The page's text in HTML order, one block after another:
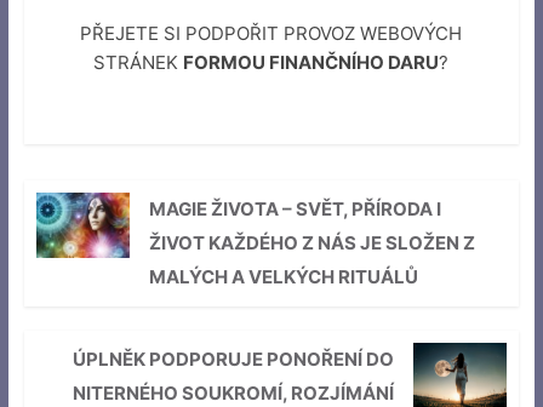
PŘEJETE SI PODPOŘIT PROVOZ WEBOVÝCH
STRÁNEK FORMOU FINANČNÍHO DARU?
MAGIE ŽIVOTA – SVĚT, PŘÍRODA I
ŽIVOT KAŽDÉHO Z NÁS JE SLOŽEN Z
MALÝCH A VELKÝCH RITUÁLŮ
ÚPLNĚK PODPORUJE PONOŘENÍ DO
NITERNÉHO SOUKROMÍ, ROZJÍMÁNÍ